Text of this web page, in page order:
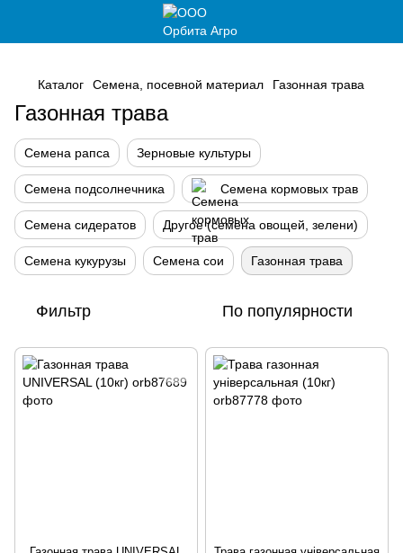
Каталог Семена, посевной материал Газонная трава
Газонная трава
Семена рапса Зерновые культуры
Семена подсолнечника Семена кормовых трав
Семена сидератов Другое (семена овощей, зелени)
Семена кукурузы Семена сои Газонная трава
Фильтр По популярности